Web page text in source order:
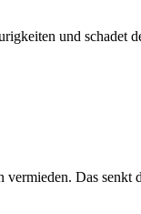
und schadet
Das senkt